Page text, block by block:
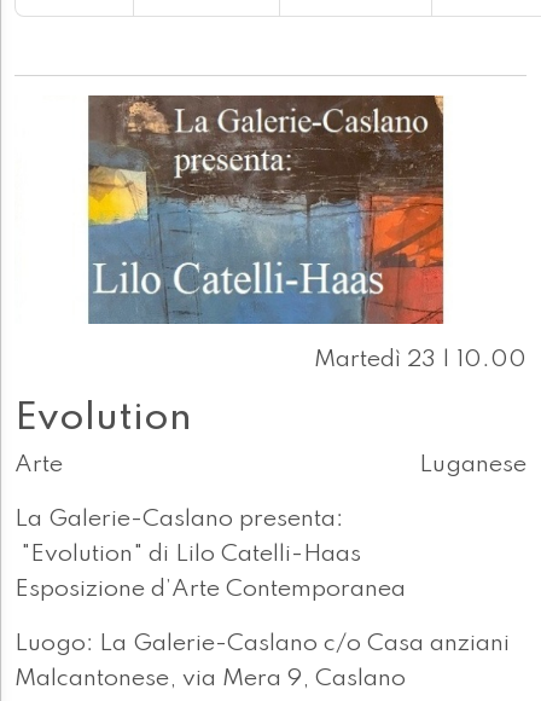
Martedì 23 | 10.00
Evolution
Arte Luganese
La Galerie-Caslano presenta:
"Evolution" di Lilo Catelli-Haas
Esposizione d’Arte Contemporanea
Luogo: La Galerie-Caslano c/o Casa anziani
Malcantonese, via Mera 9, Caslano